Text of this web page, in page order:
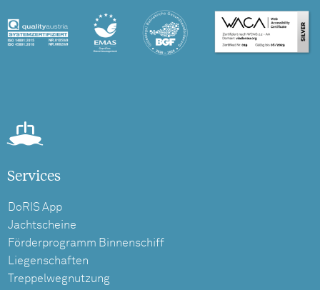
Services
DoRIS App
Jachtscheine
Förderprogramm Binnenschiff
Liegenschaften
Treppelwegnutzung